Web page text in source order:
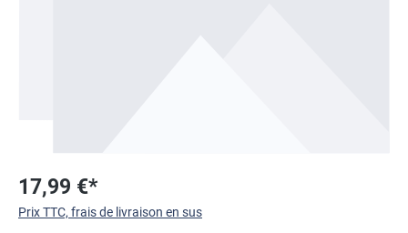
17,99 €*
Prix TTC, frais de livraison en sus